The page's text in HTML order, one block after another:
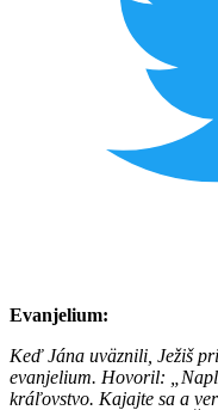
Evanjelium:
Keď Jána uväznili, Ježiš
evanjelium. Hovoril:
kráľovstvo. Kajajte sa a